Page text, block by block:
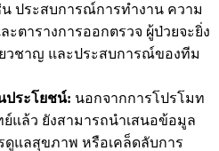
ประสบการณ์การทำงาน ความ
ะตารางการออกตรวจ ผู้ป่วยจะยิ่ง
วชาญ และประสบการณ์ของทีม
ประโยชน์: นอกจากการโปรโมท
แล้ว ยังสามารถนำเสนอข้อมูล
ดูแลสุขภาพ หรือเคล็ดลับการ